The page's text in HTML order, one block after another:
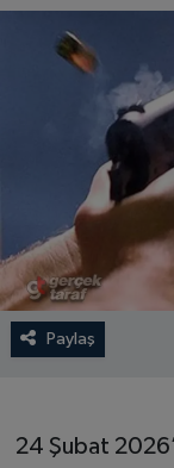
Paylaş
24 Şubat
YEMEK